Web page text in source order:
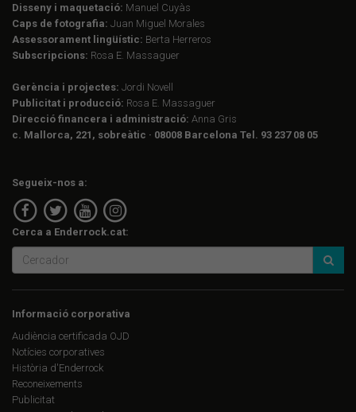
Disseny i maquetació: Manuel Cuyàs
Caps de fotografia: Juan Miguel Morales
Assessorament lingüístic: Berta Herreros
Subscripcions: Rosa E. Massaguer
Gerència i projectes: Jordi Novell
Publicitat i producció: Rosa E. Massaguer
Direcció financera i administració: Anna Gris
c. Mallorca, 221, sobreàtic · 08008 Barcelona Tel. 93 237 08 05
Segueix-nos a:
Cerca a Enderrock.cat:
Informació corporativa
Audiència certificada OJD
Notícies corporatives
Història d'Enderrock
Reconeixements
Publicitat